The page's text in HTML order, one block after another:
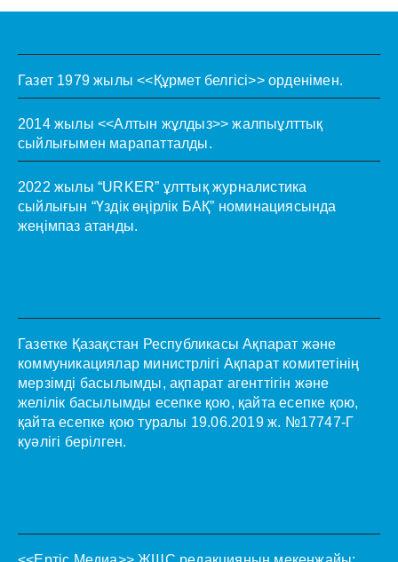
Газет 1979 жылы <<Құрмет белгісі>> орденімен.
2014 жылы <<Алтын жұлдыз>> жалпыұлттық
сыйлығымен марапатталды.
2022 жылы “URKER” ұлттық журналистика
сыйлығын “Үздік өңірлік БАҚ” номинациясында
жеңімпаз атанды.
Газетке Қазақстан Республикасы Ақпарат және
коммуникациялар министрлігі Ақпарат комитетінің
мерзімді басылымды, ақпарат агенттігін және
желілік басылымды есепке қою, қайта есепке қою,
қайта есепке қою туралы 19.06.2019 ж. №17747-Г
куәлігі берілген.